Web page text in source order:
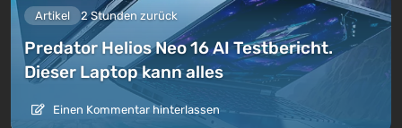
Artikel 2 Stunden zurück
Predator Helios Neo 16 AI Testbericht.
Dieser Laptop kann alles
Einen Kommentar hinterlassen